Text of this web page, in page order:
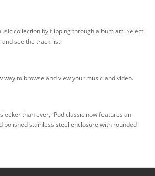
collection by flipping through album art. Select
see the track list.
way to browse and view your music and video.
than ever, iPod classic now features an
polished stainless steel enclosure with rounded